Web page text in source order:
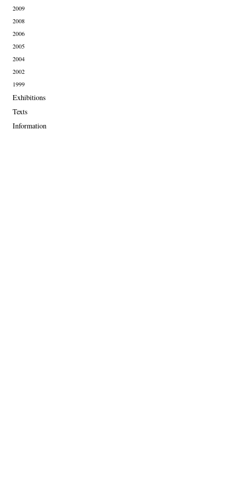
2009
2008
2006
2005
2004
2002
1999
Exhibitions
Texts
Information